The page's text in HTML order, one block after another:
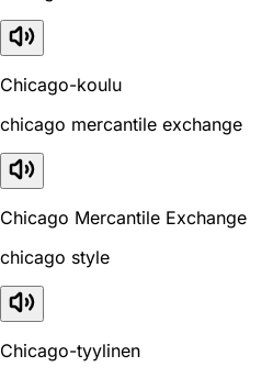
Chicago-koulu
chicago mercantile exchange
Chicago Mercantile Exchange
chicago style
Chicago-tyylinen